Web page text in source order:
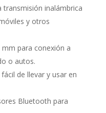
inalámbrica
y otros
mm para conexión a
o autos.
de llevar y usar en
Bluetooth para